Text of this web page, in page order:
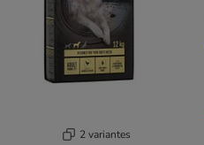
2 variantes